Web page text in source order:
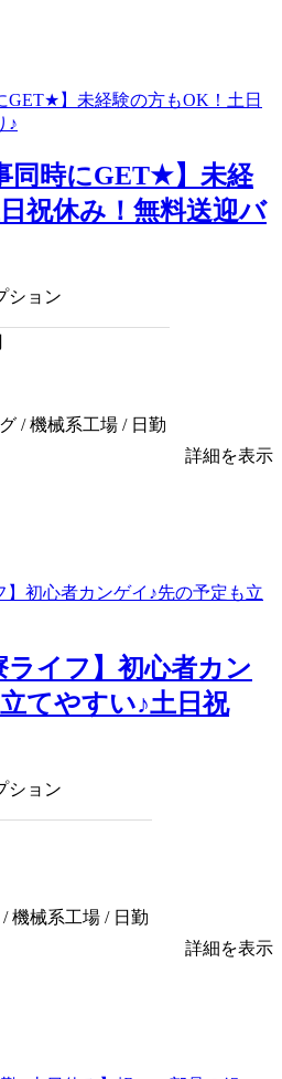
同時にGET★】未経
祝休み！無料送迎バ
ション
/ 機械系工場 / 日勤
詳細を表示
ライフ】初心者カン
てやすい♪土日祝
ション
機械系工場 / 日勤
詳細を表示